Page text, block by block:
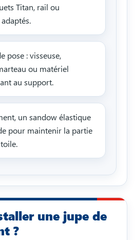
Titan, rail ou
pose : visseuse,
ou matériel
au support.
un sandow élastique
pour maintenir la partie
une jupe de
?